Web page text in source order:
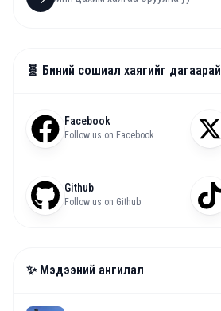
🧬 Биний сошиал хаягийг дагаарай
Facebook
Follow us on Facebook
Github
Follow us on Github
✨ Мэдээний ангилал